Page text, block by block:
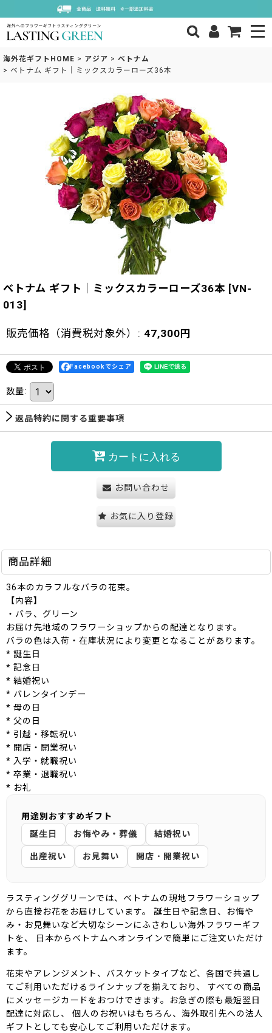
海外花ギフトHOME > アジア > ベトナム
> ベトナム ギフト｜ミックスカラーローズ36本
ベトナム ギフト｜ミックスカラーローズ36本 [VN-
013]
販売価格（消費税対象外） : 47,300 円
Facebookでシェア
数量:
返品特約に関する重要事項
カートに入れる
お問い合わせ
お気に入り登録
商品詳細
36本のカラフルなバラの花束。
【内容】
・バラ、グリーン
お届け先地域のフラワーショップからの配達となります。
バラの色は入荷・在庫状況により変更となることがあります。
* 誕生日
* 記念日
* 結婚祝い
* バレンタインデー
* 母の日
* 父の日
* 引越・移転祝い
* 開店・開業祝い
* 入学・就職祝い
* 卒業・退職祝い
* お礼
用途別おすすめギフト
誕生日
お悔やみ・葬儀
結婚祝い
出産祝い
お見舞い 開店・開業祝い
ラスティンググリーンでは、ベトナムの現地フラワーショップ
から直接お花をお届けしています。 誕生日や記念日、お悔や
み・お見舞いなど大切なシーンにふさわしい海外フラワーギフ
トを、 日本からベトナムへオンラインで簡単にご注文いただけ
ます。
花束やアレンジメント、バスケットタイプなど、各国で共通し
てご利用いただけるラインナップを揃えており、 すべての商品
にメッセージカードをおつけできます。お急ぎの際も最短翌日
配達に対応し、 個人のお祝いはもちろん、海外取引先への法人
ギフトとしても安心してご利用いただけます。